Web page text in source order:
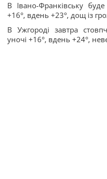
В Івано-Франківську
+16°, вдень +23°, дощ із
В Ужгороді завтра
уночі +16°, вдень +24°,